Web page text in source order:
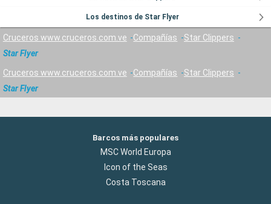
Los destinos de Star Flyer
Cruceros www.cruceros.com.ve Compañías
Star Clippers
Star Flyer
Cruceros www.cruceros.com.ve Compañías
Star Clippers
Star Flyer
Barcos más populares
MSC World Europa
Icon of the Seas
Costa Toscana